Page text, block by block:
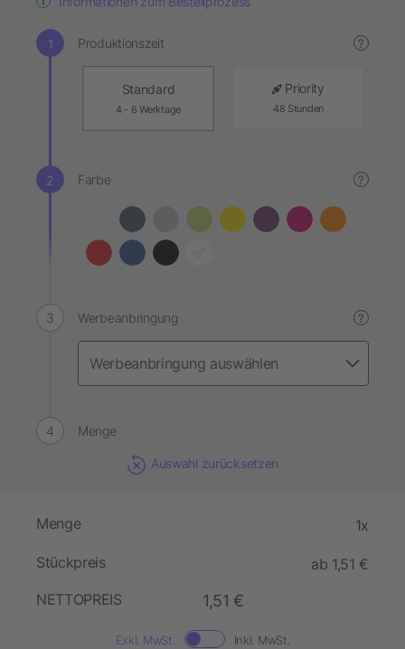
Produktionszeit ?
Standard
4 - 6 Werktage
Priority
48 Stunden
Farbe ?
Werbeanbringung ?
Menge
Auswahl zurücksetzen
Menge 1x
Stückpreis
ab 1,51 €
NETTOPREIS
1,51 €
Exkl. MwSt. Inkl. MwSt.